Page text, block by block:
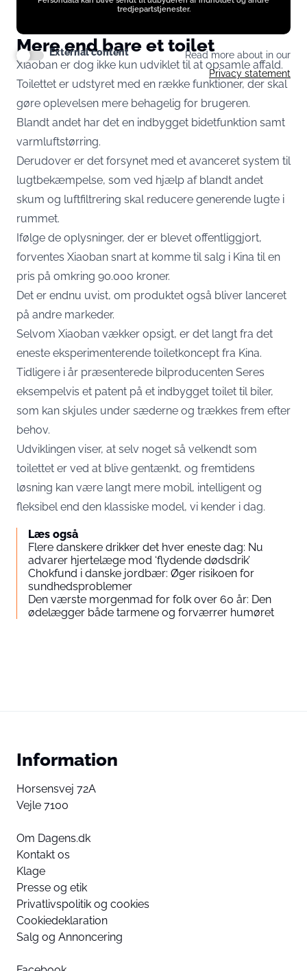
tredjepartstjenester.
External content
Read more about in our
Privacy statement
Mere end bare et toilet
Xiaoban er dog ikke kun udviklet til at opsamle affald.
Toilettet er udstyret med en række funktioner, der skal
gøre oplevelsen mere behagelig for brugeren.
Blandt andet har det en indbygget bidetfunktion samt
varmluftstørring.
Derudover er det forsynet med et avanceret system til
lugtbekæmpelse, som ved hjælp af blandt andet
skum og luftfiltrering skal reducere generende lugte i
rummet.
Ifølge de oplysninger, der er blevet offentliggjort,
forventes Xiaoban snart at komme til salg i Kina til en
pris på omkring 90.000 kroner.
Det er endnu uvist, om produktet også bliver lanceret
på andre markeder.
Selvom Xiaoban vækker opsigt, er det langt fra det
eneste eksperimenterende toiletkoncept fra Kina.
Tidligere i år præsenterede bilproducenten Seres
eksempelvis et patent på et indbygget toilet til biler,
som kan skjules under sæderne og trækkes frem efter
behov.
Udviklingen viser, at selv noget så velkendt som
toilettet er ved at blive gentænkt, og fremtidens
løsning kan være langt mere mobil, intelligent og
fleksibel end den klassiske model, vi kender i dag.
Læs også
Flere danskere drikker det hver eneste dag: Nu
advarer hjertelæge mod ‘flydende dødsdrik’
Chokfund i danske jordbær: Øger risikoen for
sundhedsproblemer
Den værste morgenmad for folk over 60 år: Den
ødelægger både tarmene og forværrer humøret
Information
Horsensvej 72A
Vejle 7100
Om Dagens.dk
Kontakt os
Klage
Presse og etik
Privatlivspolitik og cookies
Cookiedeklaration
Salg og Annoncering